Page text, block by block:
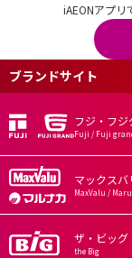
iAEONアプリ
ブランドサイト
フジ・フジ
Fuji / Fuji
マックスバ
MaxValu /
ザ・ビッグ
the Big